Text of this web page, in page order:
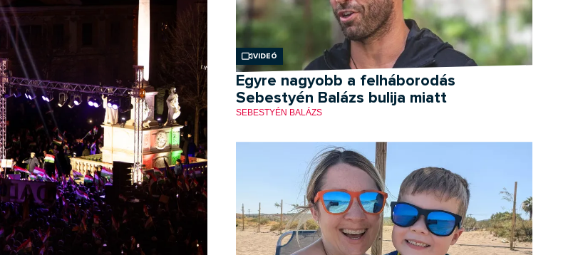
Videó
Egyre nagyobb a felháborodás
Sebestyén Balázs bulija miatt
SEBESTYÉN BALÁZS